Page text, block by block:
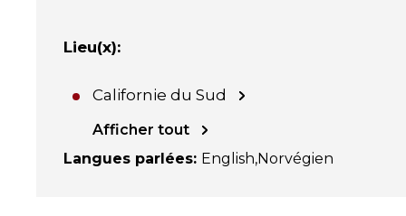
Lieu(x):
Californie du Sud
Afficher tout
Langues parlées: English Norvégien